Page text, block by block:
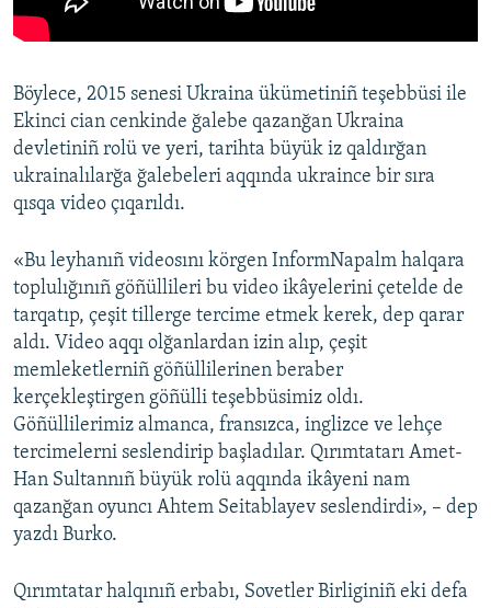
Böylece, 2015 senesi Ukraina ükümetiniñ teşebbüsi ile
Ekinci cian cenkinde ğalebe qazanğan Ukraina
devletiniñ rolü ve yeri, tarihta büyük iz qaldırğan
ukrainalılarğa ğalebeleri aqqında ukraince bir sıra
qısqa video çıqarıldı.
«Bu leyhanıñ videosını körgen InformNapalm halqara
toplulığınıñ göñüllileri bu video ikâyelerini çetelde de
tarqatıp, çeşit tillerge tercime etmek kerek, dep qarar
aldı. Video aqqı olğanlardan izin alıp, çeşit
memleketlerniñ göñüllilerinen beraber
kerçekleştirgen göñülli teşebbüsimiz oldı.
Göñüllilerimiz almanca, fransızca, inglizce ve lehçe
tercimelerni seslendirip başladılar. Qırımtatarı Amet-
Han Sultannıñ büyük rolü aqqında ikâyeni nam
qazanğan oyuncı Ahtem Seitablayev seslendirdi», – dep
yazdı Burko.
Qırımtatar halqınıñ erbabı, Sovetler Birliginiñ eki defa